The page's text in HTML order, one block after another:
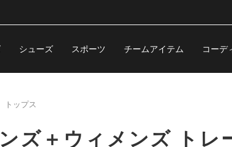
シューズ スポーツ チームアイテム コーデ
トップス
ズ＋ウィメンズ トレ